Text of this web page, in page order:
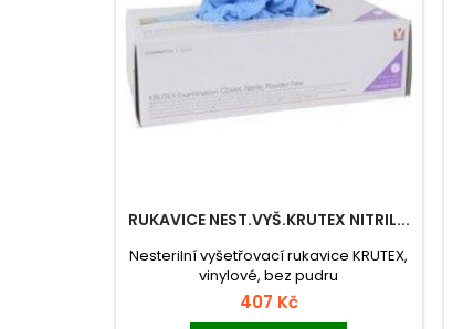
RUKAVICE NEST.VYŠ.KRUTEX NITRIL...
Nesterilní vyšetřovací rukavice KRUTEX,
vinylové, bez pudru
407 Kč